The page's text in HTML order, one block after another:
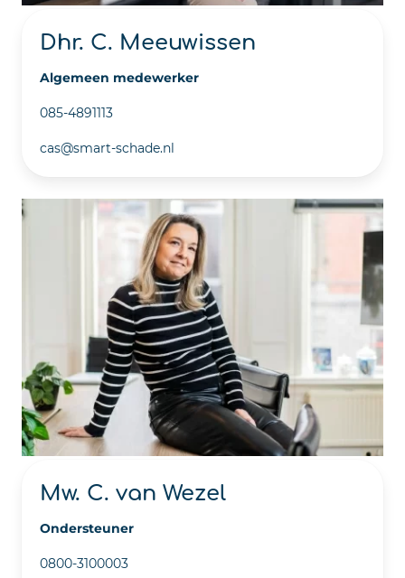
Dhr. C. Meeuwissen
Algemeen medewerker
085-4891113
cas@smart-schade.nl
Mw. C. van Wezel
Ondersteuner
0800-3100003